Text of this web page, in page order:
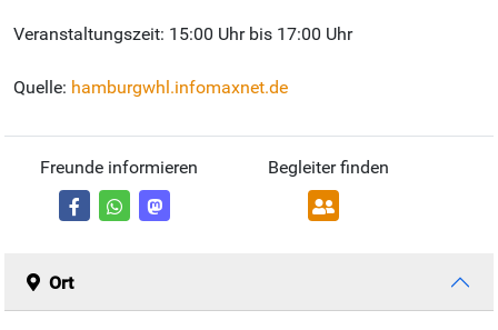
Veranstaltungszeit: 15:00 Uhr bis 17:00 Uhr
Quelle: hamburgwhl.infomaxnet.de
Freunde informieren Begleiter finden
Ort